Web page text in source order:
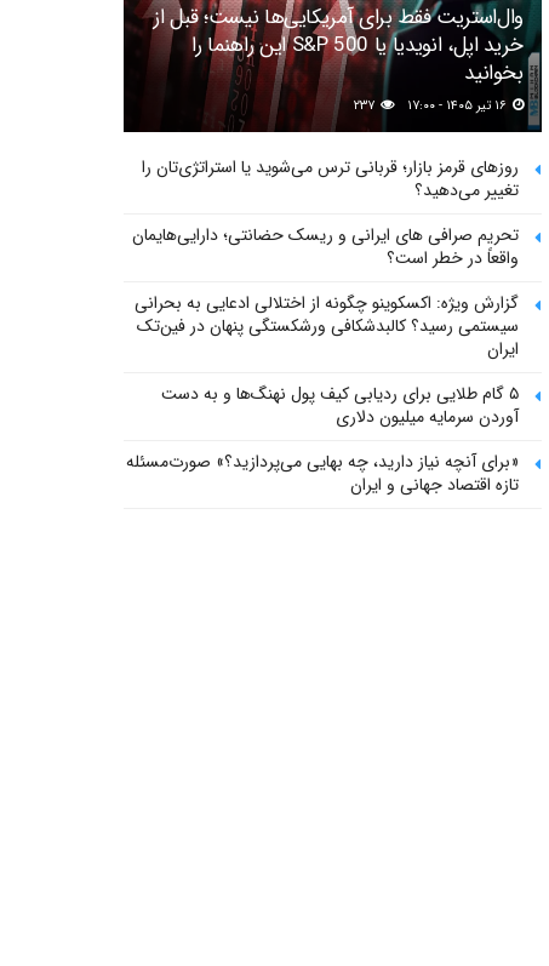
وال‌استریت فقط برای آمریکایی‌ها نیست؛ قبل از
خرید اپل، انویدیا یا S&P 500 این راهنما را
بخوانید
روزهای قرمز بازار؛ قربانی ترس می‌شوید یا استراتژی‌تان را
تغییر می‌دهید؟
تحریم صرافی های ایرانی و ریسک حضانتی؛ دارایی‌هایمان
واقعاً در خطر است؟
گزارش ویژه: اکسکوینو چگونه از اختلالی ادعایی به بحرانی
سیستمی رسید؟ کالبدشکافی ورشکستگی پنهان در فین‌تک
ایران
۵ گام طلایی برای ردیابی کیف پول‌ نهنگ‌ها و به دست
آوردن سرمایه میلیون دلاری
«برای آنچه نیاز دارید، چه بهایی می‌پردازید؟» صورت‌مسئله
تازه اقتصاد جهانی و ایران